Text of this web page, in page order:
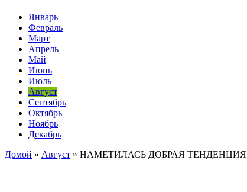
Январь
Февраль
Март
Апрель
Май
Июнь
Июль
Август
Сентябрь
Октябрь
Ноябрь
Декабрь
Домой » Август » НАМЕТИЛАСЬ ДОБРАЯ ТЕНДЕНЦИЯ